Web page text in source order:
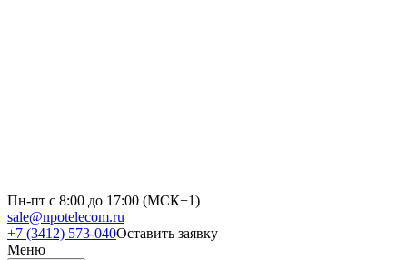
Пн-пт с 8:00 до 17:00 (МСК+1)
sale@npotelecom.ru
+7 (3412) 573-040Оставить заявку
Меню